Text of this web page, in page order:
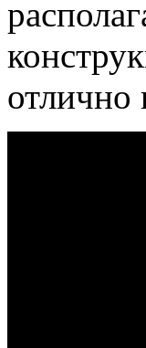
отлично